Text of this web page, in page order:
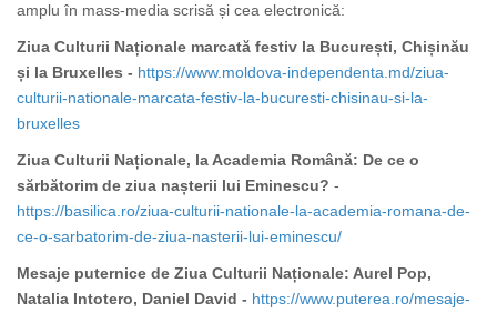
amplu în mass-media scrisă și cea electronică:
Ziua Culturii Naționale marcată festiv la București, Chișinău
și la Bruxelles - https://www.moldova-independenta.md/ziua-
culturii-nationale-marcata-festiv-la-bucuresti-chisinau-si-la-
bruxelles
Ziua Culturii Naționale, la Academia Română: De ce o
sărbătorim de ziua nașterii lui Eminescu? -
https://basilica.ro/ziua-culturii-nationale-la-academia-romana-de-
ce-o-sarbatorim-de-ziua-nasterii-lui-eminescu/
Mesaje puternice de Ziua Culturii Naționale: Aurel Pop,
Natalia Intotero, Daniel David - https://www.puterea.ro/mesaje-